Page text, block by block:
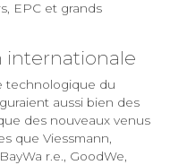
EPC et grands
internationale
technologique du
aussi bien des
des nouveaux venus
que Viessmann,
r.e., GoodWe,